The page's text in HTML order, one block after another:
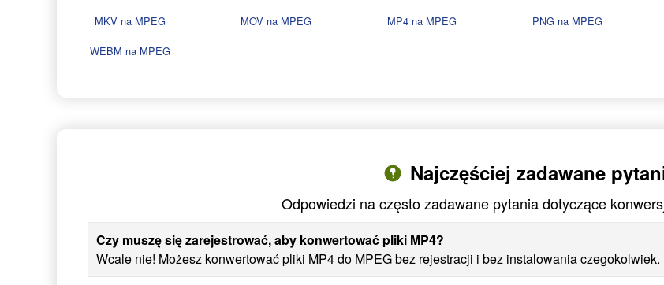
MKV na MPEG
MOV na MPEG MP4 na MPEG PNG na MPEG
WEBM na MPEG
Najczęściej zadawane
Odpowiedzi na często zadawane pytania dotyczące
Czy muszę się zarejestrować, aby konwertować pliki MP4?
Wcale nie! Możesz konwertować pliki MP4 do MPEG bez rejestracji i bez instalowania czegokolwiek.